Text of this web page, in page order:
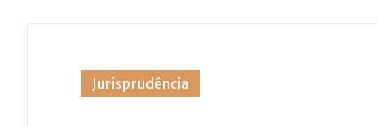
Dia:
Jurisprudência